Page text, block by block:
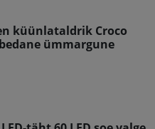
küünlataldrik Croco
ümmargune